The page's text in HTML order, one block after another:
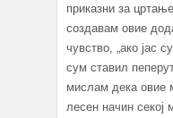
приказни за
создавам овие
чувство, „ако јас
сум ставил
мислам дека овие
лесен начин секој